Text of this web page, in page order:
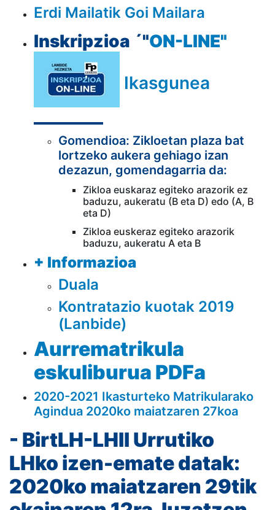
Erdi Mailatik Goi Mailara
Inskripzioa ´"ON-LINE"
Ikasgunea
Gomendioa: Zikloetan plaza bat
lortzeko aukera gehiago izan
dezazun, gomendagarria da:
Zikloa euskaraz egiteko arazorik ez
baduzu, aukeratu (B eta D) edo (A, B
eta D)
Zikloa euskeraz egiteko arazorik
baduzu, aukeratu A eta B
+ Informazioa
Duala
Kontratazio kuotak 2019
(Lanbide)
Aurrematrikula
eskuliburua PDFa
2020-2021 Ikasturteko Matrikularako
Agindua 2020ko maiatzaren 27koa
- BirtLH-LHII Urrutiko
LHko izen-emate datak:
2020ko maiatzaren 29tik